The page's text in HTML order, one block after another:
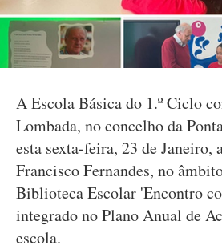
A Escola Básica do 1.º Ciclo
Lombada, no concelho da
esta sexta-feira, 23 de
Francisco Fernandes, no
Biblioteca Escolar 'Encontro
integrado no Plano Anual de
escola.